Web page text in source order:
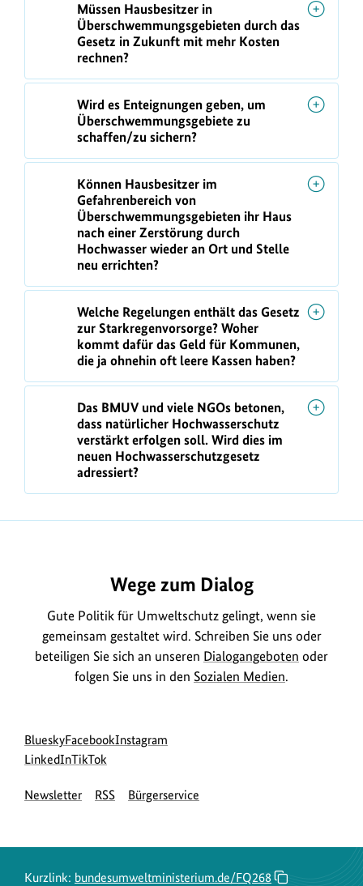
Müssen Hausbesitzer in
Überschwemmungsgebieten durch das
Gesetz in Zukunft mit mehr Kosten
rechnen?
Wird es Enteignungen geben, um
Überschwemmungsgebiete zu
schaffen/zu sichern?
Können Hausbesitzer im
Gefahrenbereich von
Überschwemmungsgebieten ihr Haus
nach einer Zerstörung durch
Hochwasser wieder an Ort und Stelle
neu errichten?
Welche Regelungen enthält das Gesetz
zur Starkregenvorsorge? Woher
kommt dafür das Geld für Kommunen,
die ja ohnehin oft leere Kassen haben?
Das BMUV und viele NGOs betonen,
dass natürlicher Hochwasserschutz
verstärkt erfolgen soll. Wird dies im
neuen Hochwasserschutzgesetz
adressiert?
Wege zum Dialog
Gute Politik für Umweltschutz gelingt, wenn sie
gemeinsam gestaltet wird. Schreiben Sie uns oder
beteiligen Sie sich an unseren Dialogangeboten oder
folgen Sie uns in den Sozialen Medien.
Social
Media
Blueskyzur
Bluesky-
des
Facebookzur
des
Instagram
des
LinkedInzur
Seite
zur
Seite
TikTok
Newsletter RSS Bürgerservice
Kurzlink: bundesumweltministerium.de/FQ268